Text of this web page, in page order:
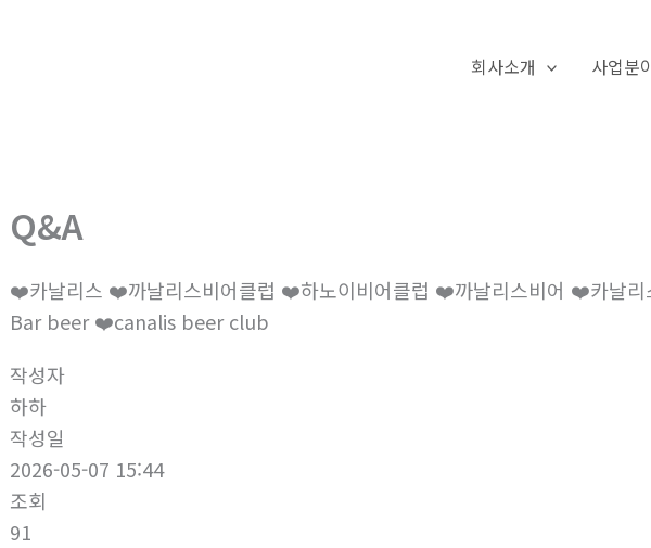
회사소개 사업분
Q&A
❤️카날리스 ❤️까날리스비어클럽 ❤️하노이비어클럽 ❤️까날리스비어 ❤️카
Bar beer ❤️canalis beer club
작성자
하하
작성일
2026-05-07 15:44
조회
91